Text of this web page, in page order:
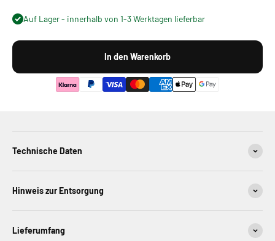
Auf Lager - innerhalb von 1-3 Werktagen lieferbar
In den Warenkorb
Technische Daten
Hinweis zur Entsorgung
Lieferumfang